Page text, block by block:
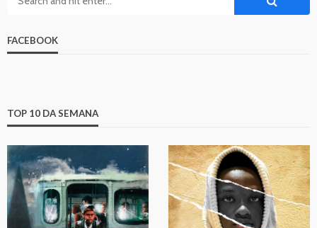
FACEBOOK
TOP 10 DA SEMANA